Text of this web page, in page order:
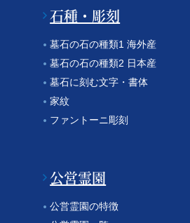
石種・彫刻
墓石の石の種類1 海外産
墓石の石の種類2 日本産
墓石に刻む文字・書体
家紋
ファントーニ彫刻
公営霊園
公営霊園の特徴